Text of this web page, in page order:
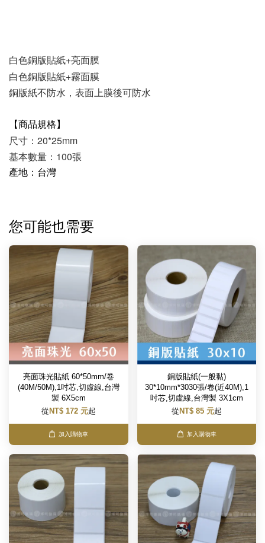
白色銅版貼紙+亮面膜
白色銅版貼紙+霧面膜
銅版紙不防水，表面上膜後可防水
【商品規格】
尺寸：20*25mm
產地：台灣
您可能也需要
亮面珠光貼紙 60*50mm/卷
(40M/50M),1吋芯,切虛線,台灣
製 6X5cm
從 NT$ 172 元起
加入購物車
銅版貼紙(一般黏)
30*10mm*3030張/卷(近40M),1
吋芯,切虛線,台灣製 3X1cm
從 NT$ 85 元起
加入購物車